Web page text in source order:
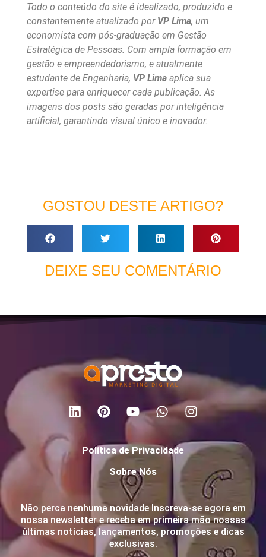
Todo o conteúdo do site é idealizado, produzido e
constantemente atualizado por VP Lima, um
economista com pós-graduação em Gestão
Estratégica de Pessoas. Com ampla formação em
gestão e empreendedorismo, e atualmente
estudante de Engenharia, VP Lima aplica sua
expertise para enriquecer cada publicação. As
imagens dos posts são geradas por inteligência
artificial, garantindo visual único e inovador.
GOSTOU DESTE ARTIGO?
DEIXE SEU COMENTÁRIO
Política de Privacidade
Sobre Nós
Não perca nenhuma novidade Inscreva-se agora em
nossa newsletter e receba em primeira mão nossas
últimas notícias, lançamentos, promoções e dicas
exclusivas.